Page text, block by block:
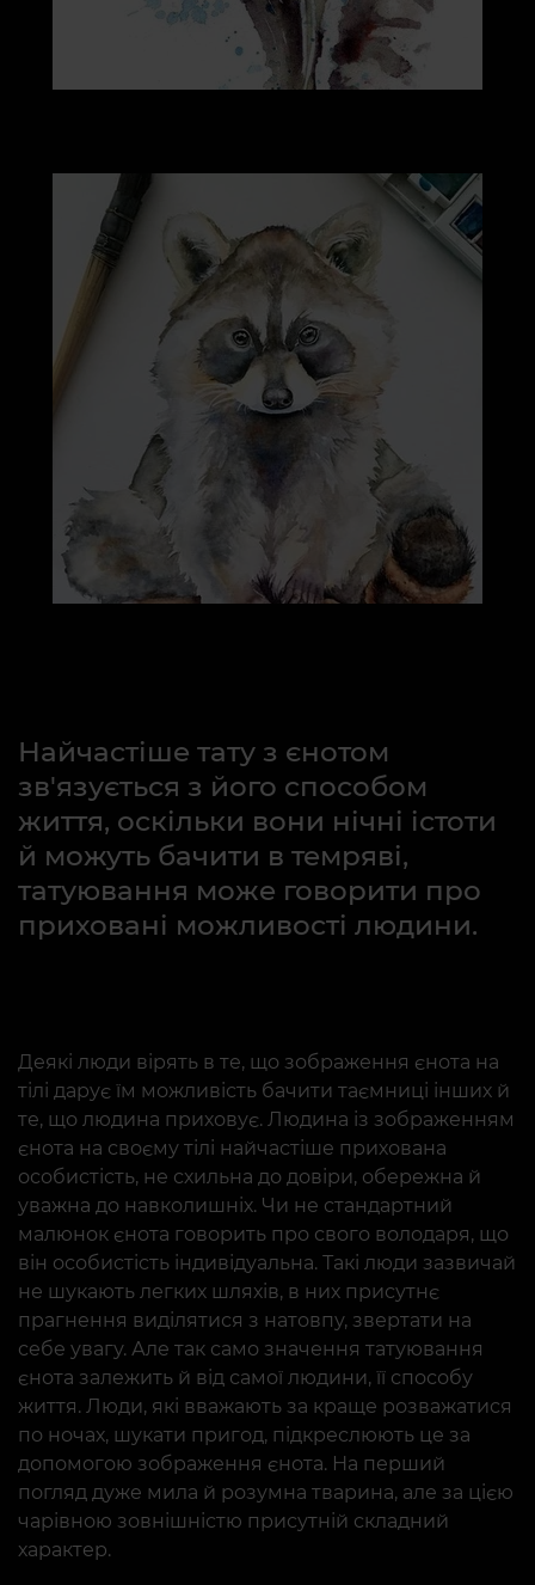
Найчастіше тату з єнотом
зв'язується з його способом
життя, оскільки вони нічні істоти
й можуть бачити в темряві,
татуювання може говорити про
приховані можливості людини.
Деякі люди вірять в те, що зображення єнота на
тілі дарує їм можливість бачити таємниці інших й
те, що людина приховує. Людина із зображенням
єнота на своєму тілі найчастіше прихована
особистість, не схильна до довіри, обережна й
уважна до навколишніх. Чи не стандартний
малюнок єнота говорить про свого володаря, що
він особистість індивідуальна. Такі люди зазвичай
не шукають легких шляхів, в них присутнє
прагнення виділятися з натовпу, звертати на
себе увагу. Але так само значення татуювання
єнота залежить й від самої людини, її способу
життя. Люди, які вважають за краще розважатися
по ночах, шукати пригод, підкреслюють це за
допомогою зображення єнота. На перший
погляд дуже мила й розумна тварина, але за цією
чарівною зовнішністю присутній складний
характер.